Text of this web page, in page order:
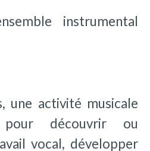
instrumental
une activité musicale
découvrir ou
vocal, développer